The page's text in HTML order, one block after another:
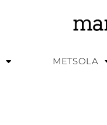
METSOLA